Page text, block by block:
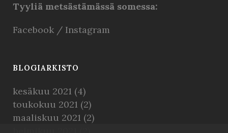
Tyyliä metsästämässä somessa:
Facebook / Instagram
BLOGIARKISTO
kesäkuu 2021 (4)
toukokuu 2021 (2)
maaliskuu 2021 (2)